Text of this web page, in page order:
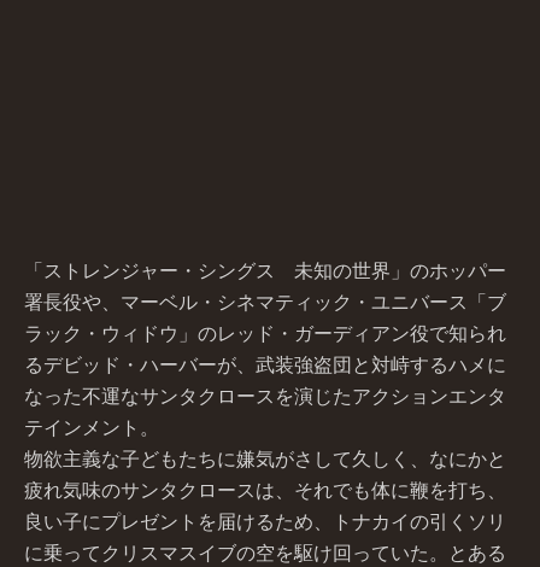
「ストレンジャー・シングス 未知の世界」のホッパー
署長役や、マーベル・シネマティック・ユニバース「ブ
ラック・ウィドウ」のレッド・ガーディアン役で知られ
るデビッド・ハーバーが、武装強盗団と対峙するハメに
なった不運なサンタクロースを演じたアクションエンタ
テインメント。
物欲主義な子どもたちに嫌気がさして久しく、なにかと
疲れ気味のサンタクロースは、それでも体に鞭を打ち、
良い子にプレゼントを届けるため、トナカイの引くソリ
に乗ってクリスマスイブの空を駆け回っていた。とある